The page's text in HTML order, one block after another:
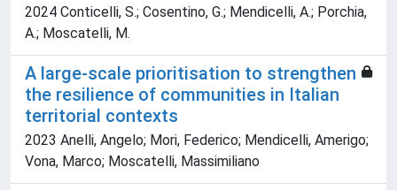
2024 Conticelli, S.; Cosentino, G.; Mendicelli, A.; Porchia,
A.; Moscatelli, M.
A large-scale prioritisation to strengthen
the resilience of communities in Italian
territorial contexts
2023 Anelli, Angelo; Mori, Federico; Mendicelli, Amerigo;
Vona, Marco; Moscatelli, Massimiliano